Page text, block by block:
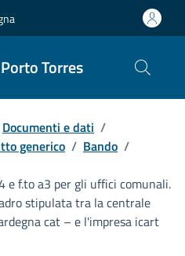
Torres
Documenti e dati /
generico / Bando /
e f.to a3 per gli uffici comunali.
stipulata tra la centrale
cat – e l'impresa icart